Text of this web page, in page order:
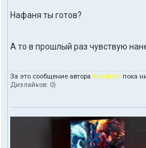
Нафаня ты готов?
А то в прошлый раз чувствую
За это сообщение автораAlecArzh пока
Дизлайков: 0)